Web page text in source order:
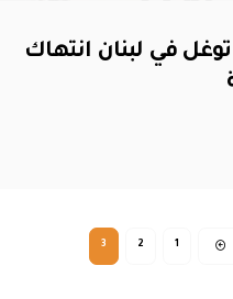
توغل في لبنان انتهاك
1
2
3